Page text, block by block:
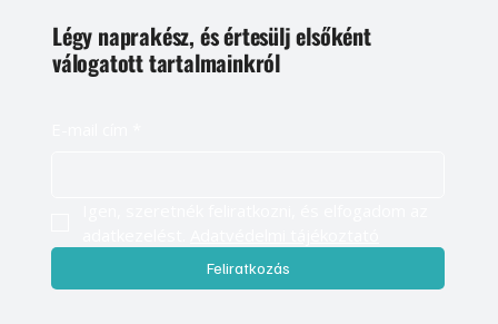
Légy naprakész, és értesülj elsőként
válogatott tartalmainkról
Feliratkozás